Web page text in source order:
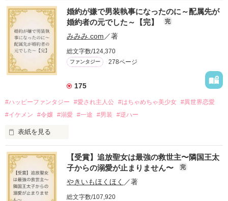
かつては英雄と呼ばれた父は事業で失敗ばかり。
そのせいで極貧生活を送るオリヴィア・ディルムーンは、母が
倒れたことをきっかけに娼婦になり稼ごうと屋敷を飛び出し
た。
娼館（たぶん）の店主は札束でビンタしてくる謎の男。
金と引き換えに雇われたと思いきや……契約結婚だった！？
裏社会を牛耳るロベールは仮面をつけており、謎が多いが幸せ
な結婚生活を満喫中。
そこでロベールを慕うアリスに一方的に敵視され、嫌がらせを
勘違いから始まる初夜騒動に危険ばかりの血まみれ新婚生活。
出会いは最悪、結婚生活は最高……？
愛を知らない公爵と天然怪力令嬢の溺愛バイオレンスラブコメ
ディです。
婚約が嫌で男装執事になったのに～配属先が
婚約者の元でした～【完】
完
みみみ.com ／著
総文字数/124,370
ファンタジー 278ページ
175
#ハッピーファンタジー #愛され主人公 #はちゃめちゃ美少女 #異世界恋愛
#イケメン
#令嬢 #溺愛 #一途 #男装 #逆ハー
表紙を見る
＼異世界ラブコメ×ハッピーファンタジー／
「いやっほぉぉおお〜い！！！！」
【受賞】追放聖女は最強の救世主〜隣国王太
子からの溺愛が止まりません〜
完
やきいもほくほく ／著
総文字数/107,920